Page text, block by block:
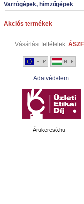
Varrógépek, hímzőgépek
Akciós termékek
Vásárlási feltételek: ÁSZF
Adatvédelem
Árukeresõ.hu